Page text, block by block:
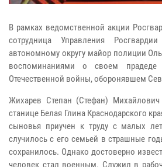
В рамках ведомственной акции
сотрудница Управления
автономному округу майор полиции
воспоминаниями о своем прадеде
Отечественной войны, оборонявшем
Жихарев Степан (Стефан)
станице Белая Глина Краснодарского
сыновья приучен к труду с малых
случилось с его семьей в страшные
сохранилось. Однако достоверно
человек стал военным. Служил в